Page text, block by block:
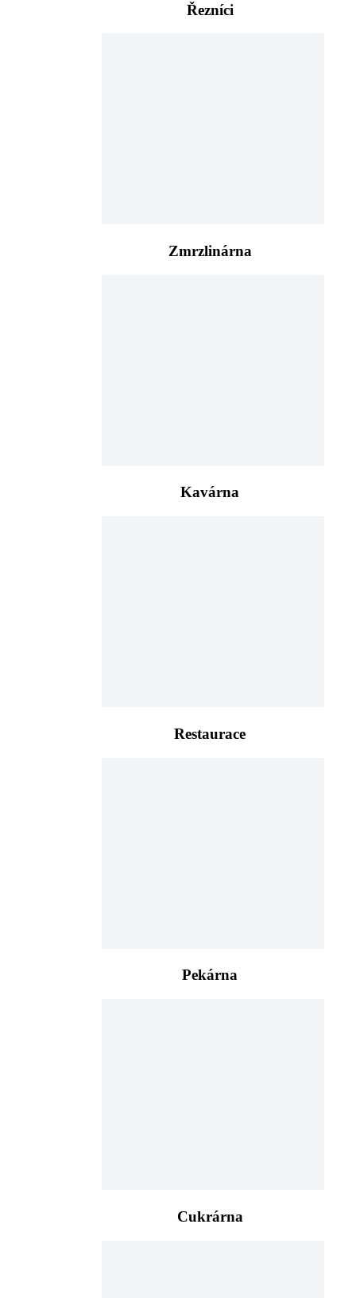
Řezníci
Zmrzlinárna
Kavárna
Restaurace
Pekárna
Cukrárna